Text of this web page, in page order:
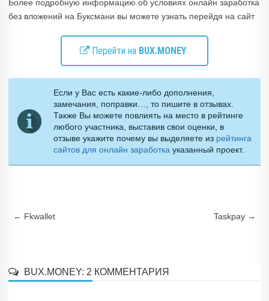
Более подробную информацию об условиях онлайн заработка
без вложений на Буксмани вы можете узнать перейдя на сайт
Перейти на BUX.MONEY
Если у Вас есть какие-либо дополнения,
замечания, поправки…, то пишите в отзывах.
Также Вы можете повлиять на место в рейтинге
любого участника, выставив свои оценки, в
отзыве укажите почему вы выделяете из рейтинга
сайтов для онлайн заработка указанный проект.
Навигация по записям
← Fkwallet Taskpay →
BUX.MONEY: 2 КОММЕНТАРИЯ